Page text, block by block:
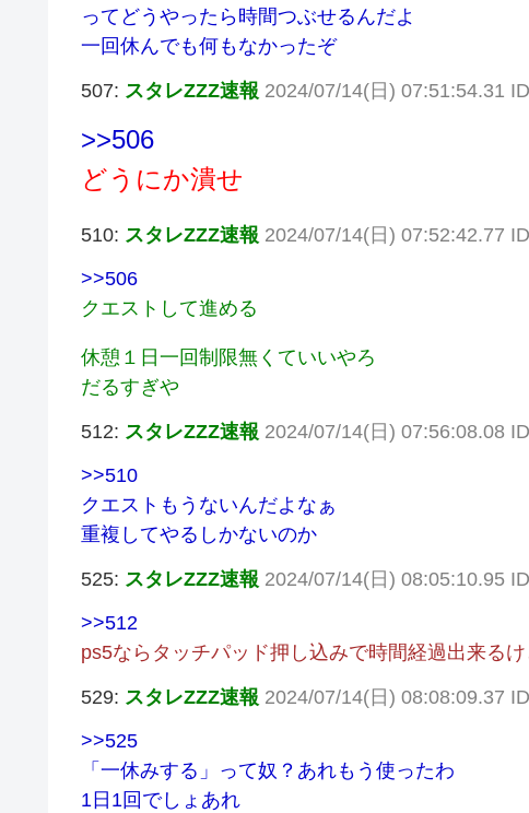
ってどうやったら時間つぶせるんだよ
一回休んでも何もなかったぞ
507: スタレZZZ速報 2024/07/14(日) 07:51:54.31
>>506
どうにか潰せ
510: スタレZZZ速報 2024/07/14(日) 07:52:42.77
>>506
クエストして進める
休憩１日一回制限無くていいやろ
だるすぎや
512: スタレZZZ速報 2024/07/14(日) 07:56:08.08
>>510
クエストもうないんだよなぁ
重複してやるしかないのか
525: スタレZZZ速報 2024/07/14(日) 08:05:10.95
>>512
ps5ならタッチパッド押し込みで時間経過出来る
529: スタレZZZ速報 2024/07/14(日) 08:08:09.37
>>525
「一休みする」って奴？あれもう使ったわ
1日1回でしょあれ